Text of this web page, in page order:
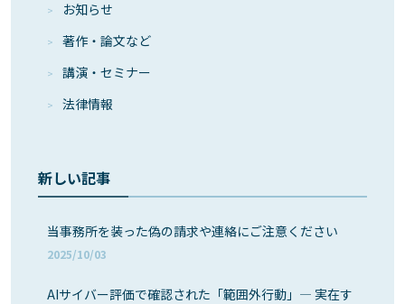
お知らせ
著作・論⽂など
講演・セミナー
法律情報
新しい記事
当事務所を装った偽の請求や連絡にご注意ください
2025/10/03
AIサイバー評価で確認された「範囲外行動」― 実在す